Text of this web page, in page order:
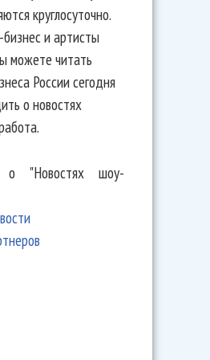
круглосуточно.
и артисты
можете читать
России сегодня
о новостях
о "Новостях шоу-